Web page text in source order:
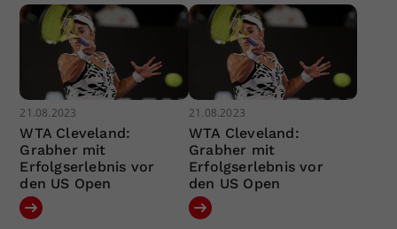
21.08.2023
WTA Cleveland:
Grabher mit
Erfolgserlebnis vor
den US Open
21.08.2023
WTA Cleveland:
Grabher mit
Erfolgserlebnis vor
den US Open